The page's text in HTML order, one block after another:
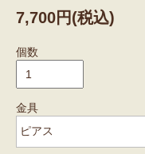
7,700円(税込)
個数
金具